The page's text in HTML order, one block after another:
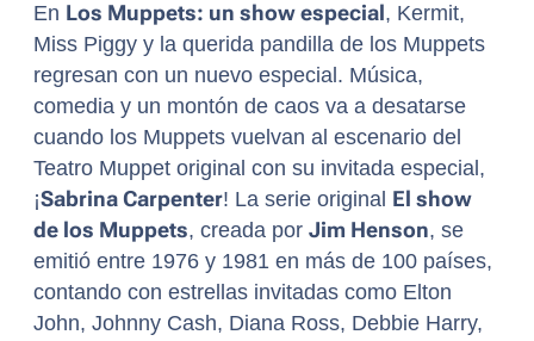
En Los Muppets: un show especial , Kermit,
Miss Piggy y la querida pandilla de los Muppets
regresan con un nuevo especial. Música,
comedia y un montón de caos va a desatarse
cuando los Muppets vuelvan al escenario del
Teatro Muppet original con su invitada especial,
¡Sabrina Carpenter! La serie original El show
de los Muppets, creada por Jim Henson, se
emitió entre 1976 y 1981 en más de 100 países,
contando con estrellas invitadas como Elton
John, Johnny Cash, Diana Ross, Debbie Harry,